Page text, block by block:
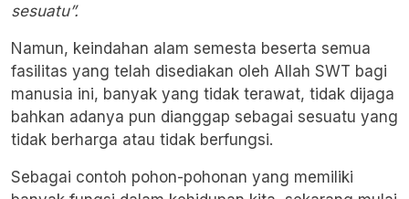
sesuatu”.
Namun, keindahan alam semesta beserta semua
fasilitas yang telah disediakan oleh Allah SWT bagi
manusia ini, banyak yang tidak terawat, tidak dijaga
bahkan adanya pun dianggap sebagai sesuatu yang
tidak berharga atau tidak berfungsi.
Sebagai contoh pohon-pohonan yang memiliki